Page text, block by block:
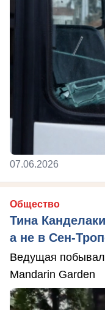
07.06.2026
Общество
Тина
а не в Сен-
Ведущая
Mandarin Garden